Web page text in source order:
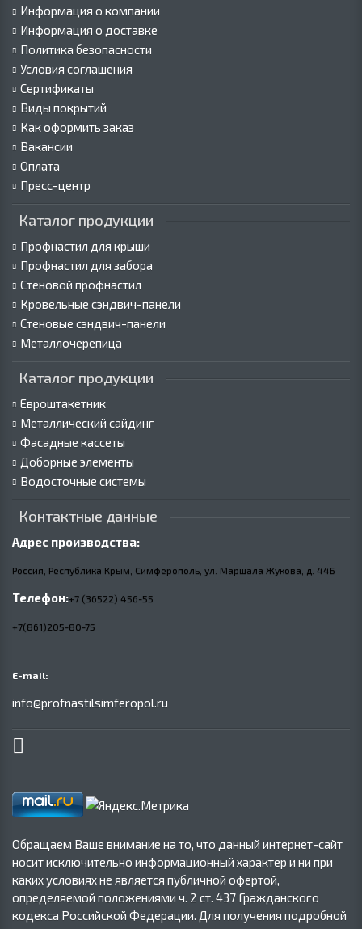
Информация о компании
Информация о доставке
Политика безопасности
Условия соглашения
Сертификаты
Виды покрытий
Как оформить заказ
Вакансии
Оплата
Пресс-центр
Каталог продукции
Профнастил для крыши
Профнастил для забора
Стеновой профнастил
Кровельные сэндвич-панели
Стеновые сэндвич-панели
Металлочерепица
Каталог продукции
Евроштакетник
Металлический сайдинг
Фасадные кассеты
Доборные элементы
Водосточные системы
Контактные данные
Адрес производства:
Россия, Республика Крым, Симферополь, ул. Маршала Жукова, д. 44Б
Телефон:+7 (36522) 456-55
+7(861)205-80-75
E-mail:
info@profnastilsimferopol.ru
Обращаем Ваше внимание на то, что данный интернет-сайт
носит исключительно информационный характер и ни при
каких условиях не является публичной офертой,
определяемой положениями ч. 2 ст. 437 Гражданского
кодекса Российской Федерации. Для получения подробной